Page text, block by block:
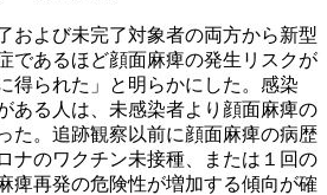
および未完了対象者の両方から新型
であるほど顔面麻痺の発生リスクが
得られた」と明らかにした。感染
ある人は、未感染者より顔面麻痺の
た。追跡観察以前に顔面麻痺の病歴
ナのワクチン未接種、または１回の
痺再発の危険性が増加する傾向が確